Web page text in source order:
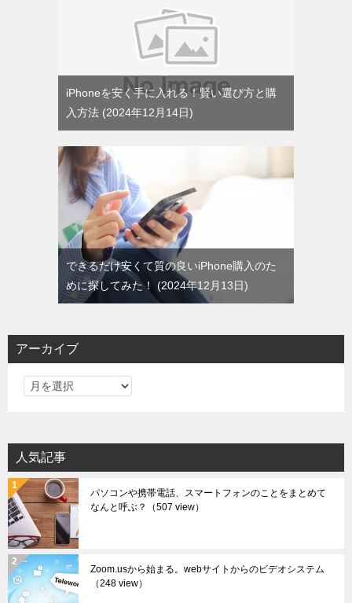
iPhoneを安く手に入れる！賢い選び方と購
入方法
2024年12月14日
できるだけ安くて質の良いiPhone購入のた
めに探してみた！
2024年12月13日
アーカイブ
ア
イ
ブ
人気記事
パソコンや携帯電話、スマートフォンのことをまとめて
なんと呼ぶ？
（507 view）
Zoom.usから始まる。webサイトからのビデオシステム
（248 view）